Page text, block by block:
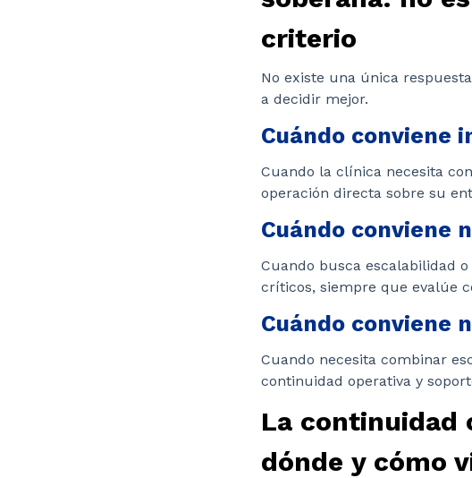
criterio
No existe una única
a decidir mejor.
Cuándo conviene
Cuando la clínica necesita
operación directa sobre su
Cuándo conviene
Cuando busca escalabilidad
críticos, siempre que evalúe
Cuándo conviene
Cuando necesita combinar
continuidad operativa y
La continuidad
dónde y cómo